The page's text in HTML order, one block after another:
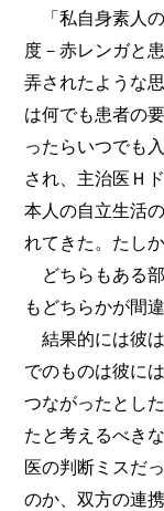
「私自身素人
度－赤レンガと
弄されたような
は何でも患者の
ったらいつでも
され、主治医Ｈ
本人の自立生活
れてきた。たし
どちらもある
もどちらかが間
結果的には彼
でのものは彼に
つながったとし
たと考えるべき
医の判断ミスだ
のか、双方の連